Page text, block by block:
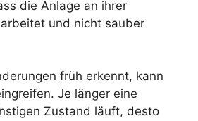
die Anlage an ihrer
und nicht sauber
früh erkennt, kann
Je länger eine
Zustand läuft, desto